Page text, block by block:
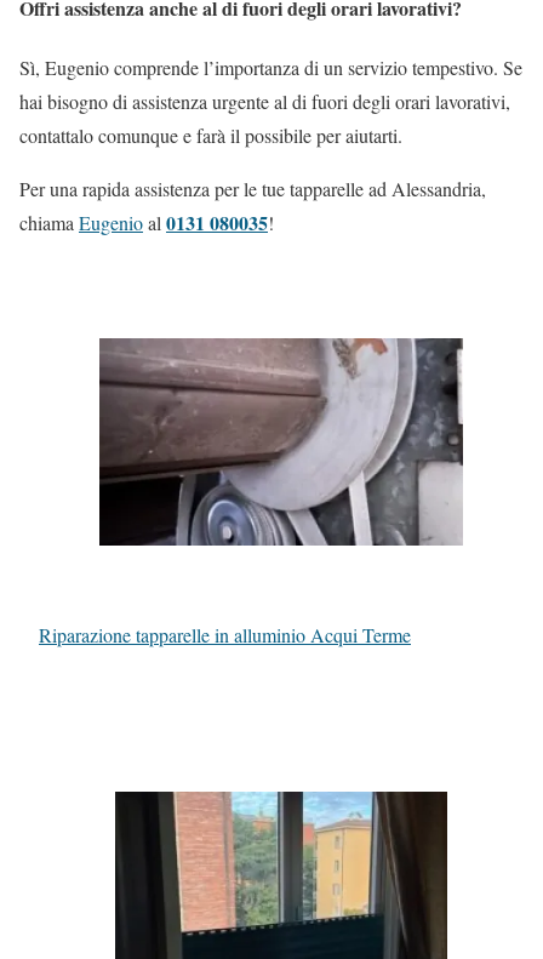
Offri assistenza anche al di fuori degli orari lavorativi?
Sì, Eugenio comprende l’importanza di un servizio tempestivo. Se
hai bisogno di assistenza urgente al di fuori degli orari lavorativi,
contattalo comunque e farà il possibile per aiutarti.
Per una rapida assistenza per le tue tapparelle ad Alessandria,
chiamaEugenioal0131 080035!
Riparazione tapparelle in alluminio Acqui Terme